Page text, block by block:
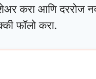
करा आणि दररोज
फॉलो करा.